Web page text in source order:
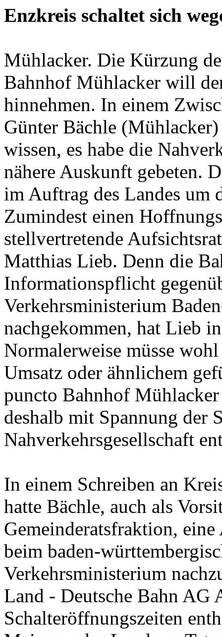
Enzkreis schaltet sich
Mühlacker. Die Kürzung
Bahnhof Mühlacker will
hinnehmen. In einem
Günter Bächle
wissen, es habe die
nähere Auskunft gebeten.
im Auftrag des Landes um
Zumindest einen
stellvertretende
Matthias Lieb. Denn die
Informationspflicht
Verkehrsministerium
nachgekommen, hat Lieb
Normalerweise müsse
Umsatz oder ähnlichem
puncto Bahnhof Mühlacker
deshalb mit Spannung der
Nahverkehrsgesellschaft
In einem Schreiben an
hatte Bächle, auch als
Gemeinderatsfraktion,
beim baden-
Verkehrsministerium
Land - Deutsche Bahn AG
Schalteröffnungszeiten